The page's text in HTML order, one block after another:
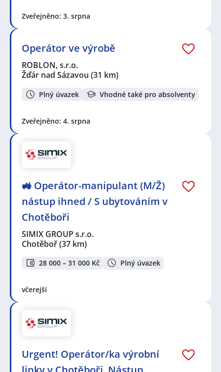
Zveřejněno: 3. srpna
Operátor ve výrobě
ROBLON, s.r.o.
Žďár nad Sázavou (31 km)
Plný úvazek Vhodné také pro absolventy
Zveřejněno: 4. srpna
🚜 Operátor-manipulant (M/Ž)
nástup ihned / S ubytováním v
Chotěboři
SIMIX GROUP s.r.o.
Chotěboř(37 km)
28 000 – 31 000 Kč Plný úvazek
včerejší
Urgent! Operátor/ka výrobní